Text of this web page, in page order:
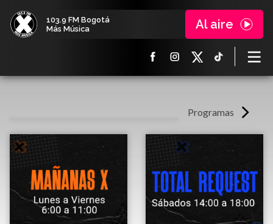
103.9 FM Bogotá
Más Música
Al aire
Programas